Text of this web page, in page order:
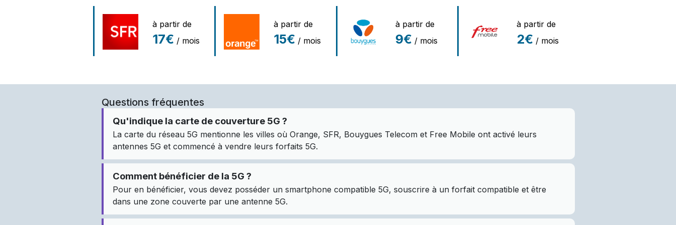
à partir de
17€ / mois
à partir de
15€ / mois
à partir de
9€ / mois
à partir de
2€ / mois
Questions fréquentes
Qu'indique la carte de couverture 5G ?
La carte du réseau 5G mentionne les villes où Orange, SFR, Bouygues Telecom et Free Mobile ont activé leurs
antennes 5G et commencé à vendre leurs forfaits 5G.
Comment bénéficier de la 5G ?
Pour en bénéficier, vous devez posséder un smartphone compatible 5G, souscrire à un forfait compatible et être
dans une zone couverte par une antenne 5G.